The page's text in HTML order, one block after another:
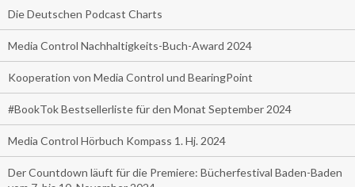
Die Deutschen Podcast Charts
Media Control Nachhaltigkeits-Buch-Award 2024
Kooperation von Media Control und BearingPoint
#BookTok Bestsellerliste für den Monat September 2024
Media Control Hörbuch Kompass 1. Hj. 2024
Der Countdown läuft für die Premiere: Bücherfestival Baden-Baden